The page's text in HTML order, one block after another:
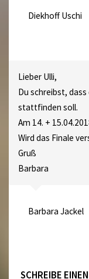
Diekhoff Uschi
Lieber Ulli,
Du schreibst, dass
stattfinden soll.
Am 14. +
Wird das Finale
Gruß
Barbara
Barbara Jackel
SCHREIBE